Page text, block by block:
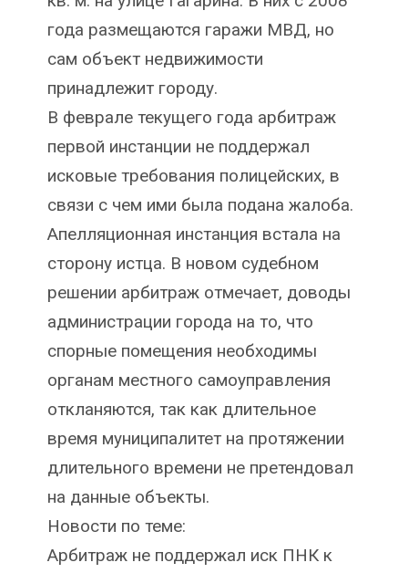
года размещаются гаражи МВД, но
сам объект недвижимости
принадлежит городу.
В феврале текущего года арбитраж
первой инстанции не поддержал
исковые требования полицейских, в
связи с чем ими была подана жалоба.
Апелляционная инстанция встала на
сторону истца. В новом судебном
решении арбитраж отмечает, доводы
администрации города на то, что
спорные помещения необходимы
органам местного самоуправления
откланяются, так как длительное
время муниципалитет на протяжении
длительного времени не претендовал
на данные объекты.
Новости по теме:
Арбитраж не поддержал иск ПНК к